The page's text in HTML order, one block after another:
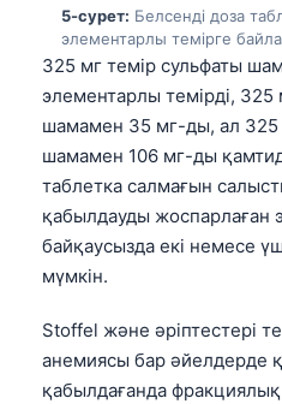
5-сурет: Белсенді доза
элементарлы темірге
325 мг темір сульфаты
элементарлы темірді, 325
шамамен 35 мг-ды, ал 325
шамамен 106 мг-ды
таблетка салмағын
қабылдауды жоспарлаған
байқаусызда екі немесе
мүмкін.
Stoffel және әріптестері
анемиясы бар әйелдерде
қабылдағанда фракциялық
Македонски јазик
Euskara
Occitan
العربية المغربية
Монгол
ພາສາລາວ
Basa Jawa
Cebuano